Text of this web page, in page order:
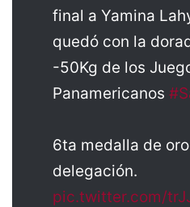
final a Yamina
quedó con la
-50Kg de los
Panamericanos
6ta medalla de
delegación.
pic.twitter.com/